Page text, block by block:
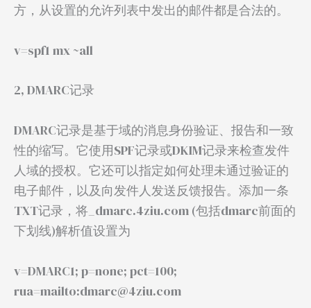
方，从设置的允许列表中发出的邮件都是合法的。
v=spf1 mx ~all
2, DMARC记录
DMARC记录是基于域的消息身份验证、报告和一致
性的缩写。它使用SPF记录或DKIM记录来检查发件
人域的授权。它还可以指定如何处理未通过验证的
电子邮件，以及向发件人发送反馈报告。添加一条
TXT记录，将_dmarc.4ziu.com (包括dmarc前面的
下划线)解析值设置为
v=DMARC1; p=none; pct=100;
rua=mailto:dmarc@4ziu.com